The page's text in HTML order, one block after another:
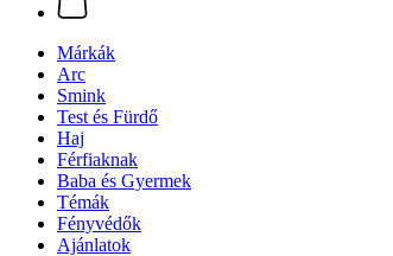
Márkák
Arc
Smink
Test és Fürdő
Haj
Férfiaknak
Baba és Gyermek
Témák
Fényvédők
Ajánlatok